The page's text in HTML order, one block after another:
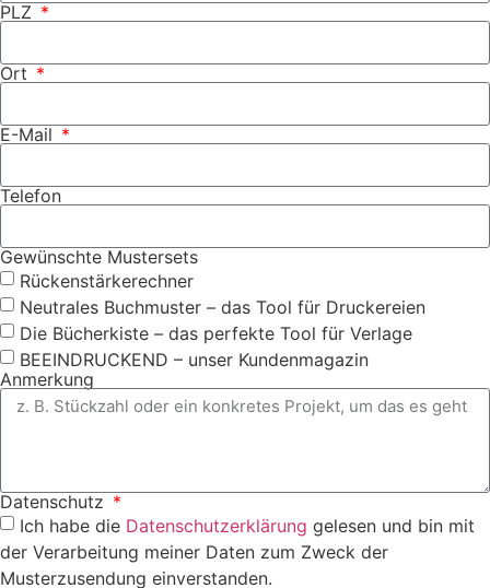
PLZ
Ort
E-Mail
Telefon
Gewünschte Mustersets
Rückenstärkerechner
Neutrales Buchmuster – das Tool für Druckereien
Die Bücherkiste – das perfekte Tool für Verlage
BEEINDRUCKEND – unser Kundenmagazin
Anmerkung
Datenschutz
Ich habe die Datenschutzerklärung gelesen und bin mit
der Verarbeitung meiner Daten zum Zweck der
Musterzusendung einverstanden.